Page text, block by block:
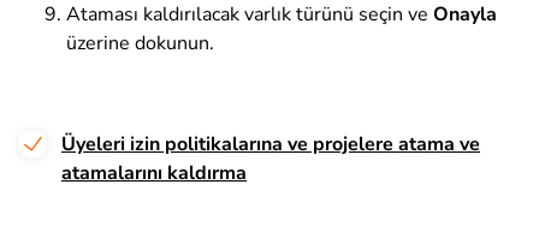
Ataması kaldırılacak varlık türünü seçin ve Onayla
üzerine dokunun.
Üyeleri izin politikalarına ve projelere atama ve
atamalarını kaldırma